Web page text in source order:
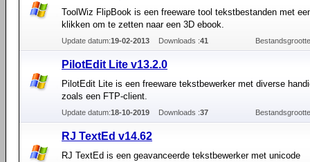
ToolWiz FlipBook is een freeware tool tekstbestanden met
klikken om te zetten naar een 3D ebook.
Update datum:19-02-2013 Downloads :41
PilotEdit Lite v13.2.0
PilotEdit Lite is een freeware tekstbewerker met diverse
zoals een FTP-client.
Update datum:18-10-2019 Downloads :37
RJ TextEd v14.62
RJ TextEd is een geavanceerde tekstbewerker met unicode